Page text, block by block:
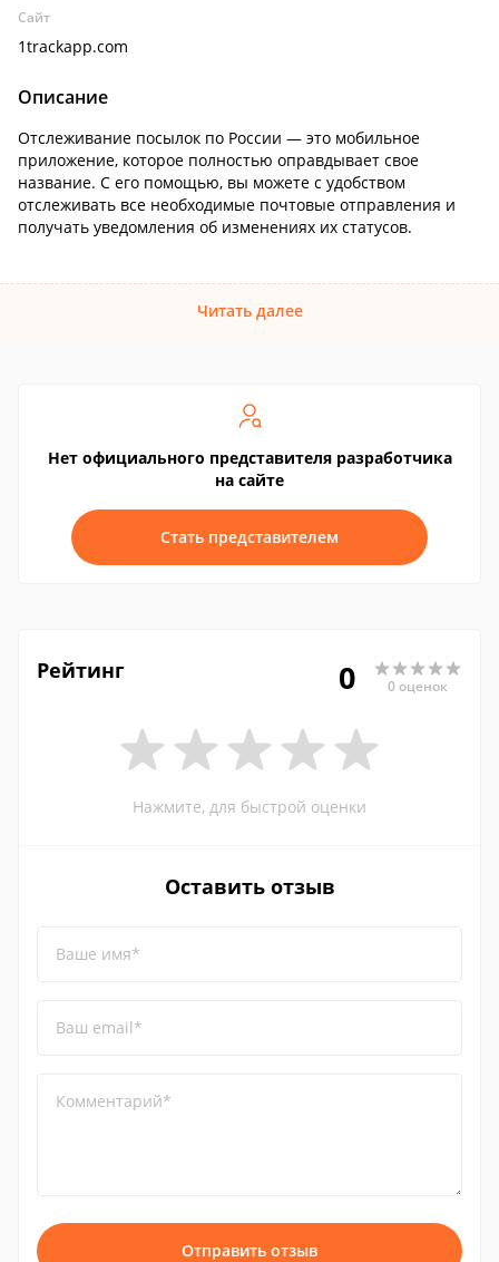
Сайт
1trackapp.com
Описание
Отслеживание посылок по России — это мобильное
приложение, которое полностью оправдывает свое
название. С его помощью, вы можете с удобством
отслеживать все необходимые почтовые отправления и
получать уведомления об изменениях их статусов.
Читать далее
Нет официального представителя разработчика
на сайте
Стать представителем
Рейтинг 0 0 оценок
Нажмите, для быстрой оценки
Оставить отзыв
Ваше имя*
Ваш email*
Комментарий*
Отправить отзыв